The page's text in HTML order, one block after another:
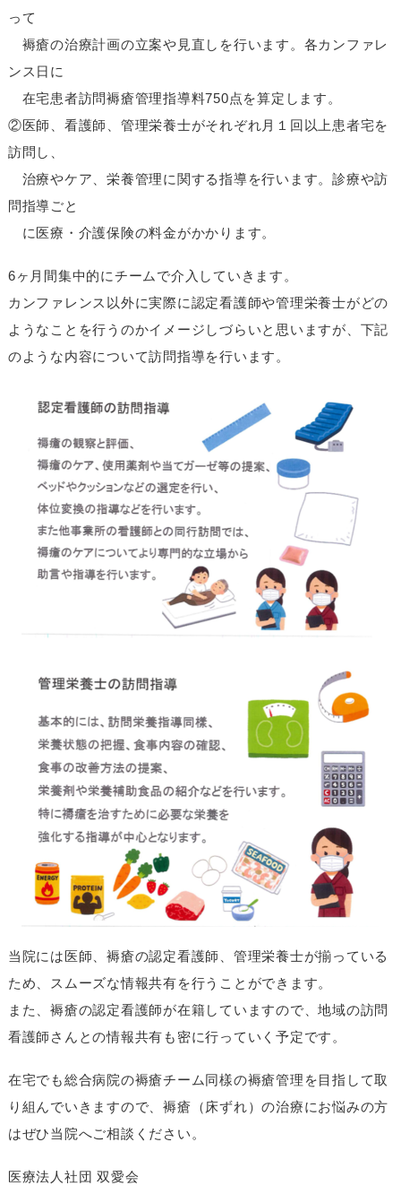
って
褥瘡の治療計画の立案や見直しを行います。各カンファレ
ンス日に
在宅患者訪問褥瘡管理指導料750点を算定します。
②医師、看護師、管理栄養士がそれぞれ月１回以上患者宅を
訪問し、
治療やケア、栄養管理に関する指導を行います。診療や訪
問指導ごと
に医療・介護保険の料金がかかります。
6ヶ月間集中的にチームで介入していきます。
カンファレンス以外に実際に認定看護師や管理栄養士がどの
ようなことを行うのかイメージしづらいと思いますが、下記
のような内容について訪問指導を行います。
当院には医師、褥瘡の認定看護師、管理栄養士が揃っている
ため、スムーズな情報共有を行うことができます。
また、褥瘡の認定看護師が在籍していますので、地域の訪問
看護師さんとの情報共有も密に行っていく予定です。
在宅でも総合病院の褥瘡チーム同樣の褥瘡管理を目指して取
り組んでいきますので、褥瘡（床ずれ）の治療にお悩みの方
はぜひ当院へご相談ください。
医療法人社団 双愛会